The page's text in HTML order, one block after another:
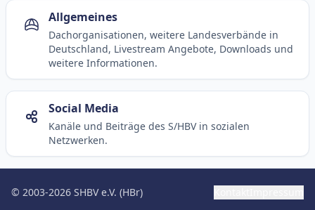
Allgemeines
Dachorganisationen, weitere Landesverbände in
Deutschland, Livestream Angebote, Downloads und
weitere Informationen.
Social Media
Kanäle und Beiträge des S/HBV in sozialen
Netzwerken.
© 2003-2026 SHBV e.V. (HBr)